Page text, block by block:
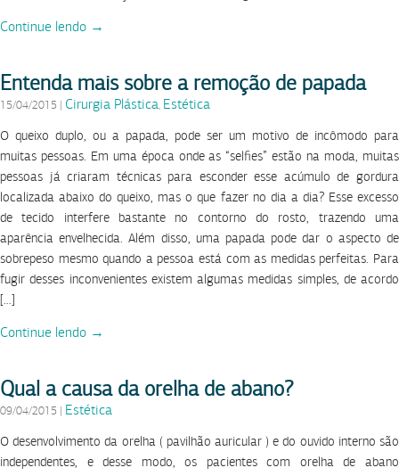
Continue lendo →
Entenda mais sobre a remoção de papada
15/04/2015 | Cirurgia Plástica, Estética
O queixo duplo, ou a papada, pode ser um motivo de incômodo para
muitas pessoas. Em uma época onde as “selfies” estão na moda, muitas
pessoas já criaram técnicas para esconder esse acúmulo de gordura
localizada abaixo do queixo, mas o que fazer no dia a dia? Esse excesso
de tecido interfere bastante no contorno do rosto, trazendo uma
aparência envelhecida. Além disso, uma papada pode dar o aspecto de
sobrepeso mesmo quando a pessoa está com as medidas perfeitas. Para
fugir desses inconvenientes existem algumas medidas simples, de acordo
[…]
Continue lendo →
Qual a causa da orelha de abano?
09/04/2015 | Estética
O desenvolvimento da orelha ( pavilhão auricular ) e do ouvido interno são
independentes, e desse modo, os pacientes com orelha de abano